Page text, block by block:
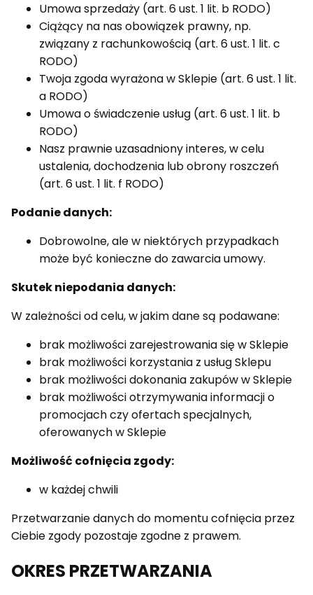
Umowa sprzedaży (art. 6 ust. 1 lit. b RODO)
Ciążący na nas obowiązek prawny, np.
związany z rachunkowością (art. 6 ust. 1 lit. c
RODO)
Twoja zgoda wyrażona w Sklepie (art. 6 ust. 1 lit.
a RODO)
Umowa o świadczenie usług (art. 6 ust. 1 lit. b
RODO)
Nasz prawnie uzasadniony interes, w celu
ustalenia, dochodzenia lub obrony roszczeń
(art. 6 ust. 1 lit. f RODO)
Podanie danych:
Dobrowolne, ale w niektórych przypadkach
może być konieczne do zawarcia umowy.
Skutek niepodania danych:
W zależności od celu, w jakim dane są podawane:
brak możliwości zarejestrowania się w Sklepie
brak możliwości korzystania z usług Sklepu
brak możliwości dokonania zakupów w Sklepie
brak możliwości otrzymywania informacji o
promocjach czy ofertach specjalnych,
oferowanych w Sklepie
Możliwość cofnięcia zgody:
w każdej chwili
Przetwarzanie danych do momentu cofnięcia przez
Ciebie zgody pozostaje zgodne z prawem.
OKRES PRZETWARZANIA